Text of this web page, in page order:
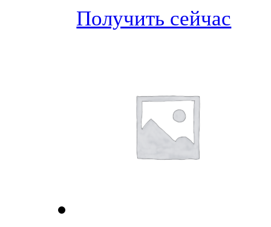
Получить сейчас